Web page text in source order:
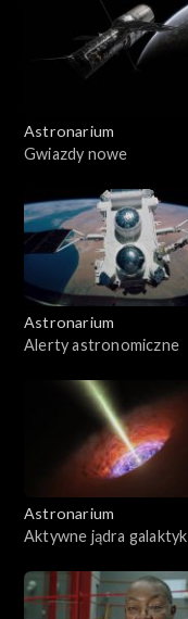
Astronarium
Gwiazdy nowe
Astronarium
Alerty astronomiczne
Astronarium
Aktywne jądra galaktyk